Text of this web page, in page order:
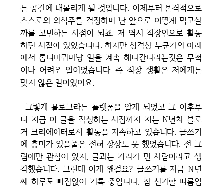
는 공간에 내몰리게 될 것입니다. 이제부터 본격적으로
스스로의 의식주를 걱정하며 난 앞으로 어떻게 먹고살
까를 고민하는 시점이 되죠. 저 역시 직장인으로 활동
하던 시절이 있었습니다. 하지만 성격상 누군가의 아래
에서 톱니바퀴마냥 일을 계속 해나간다라는것은 무척
이나 어려운 일이었습니다. 즉 직장 생활은 저에게는
맞지 않은 일이었어요.
그렇게 블로그라는 플랫폼을 알게 되었고 그 이후부
터 지금 이 글을 작성하는 시점까지 저는 N년차 블로
거 크리에이터로서 활동을 지속하고 있습니다. 글쓰기
에 흥미가 있을줄은 전혀 상상도 못 했었습니다. 전 그
림에만 관심이 있지, 글과는 거리가 먼 사람이라고 생
각했습니다. 그런데 이게 왠걸요? 글쓰기를 지금 N년
째 하루도 빠짐없이 기록 중입니다. 참 신기할 따름입